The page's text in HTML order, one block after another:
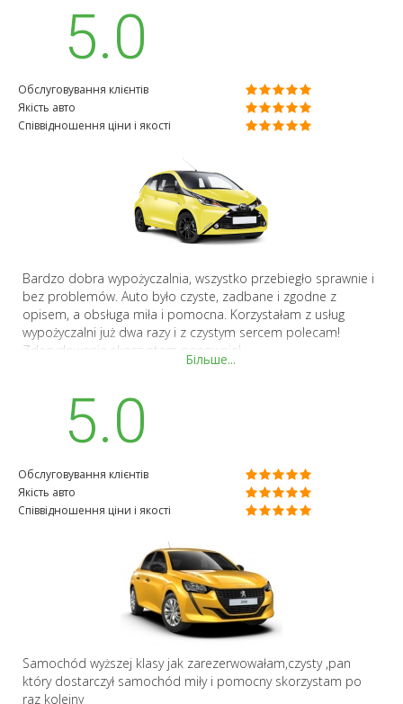
5.0
Обслуговування клієнтів
Якість авто
Співвідношення ціни і якості
Bardzo dobra wypożyczalnia, wszystko przebiegło sprawnie i
bez problemów. Auto było czyste, zadbane i zgodne z
opisem, a obsługa miła i pomocna. Korzystałam z usług
wypożyczalni już dwa razy i z czystym sercem polecam!
Zdecydowanie skorzystam ponownie!
Більше...
5.0
Обслуговування клієнтів
Якість авто
Співвідношення ціни і якості
Samochód wyższej klasy jak zarezerwowałam,czysty ,pan
który dostarczył samochód miły i pomocny skorzystam po
raz kolejny